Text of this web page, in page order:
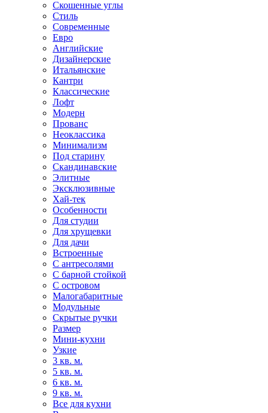
Скошенные углы
Стиль
Современные
Евро
Английские
Дизайнерские
Итальянские
Кантри
Классические
Лофт
Модерн
Прованс
Неоклассика
Минимализм
Под старину
Скандинавские
Элитные
Эксклюзивные
Хай-тек
Особенности
Для студии
Для хрущевки
Для дачи
Встроенные
С антресолями
С барной стойкой
С островом
Малогабаритные
Модульные
Скрытые ручки
Размер
Мини-кухни
Узкие
3 кв. м.
5 кв. м.
6 кв. м.
9 кв. м.
Все для кухни